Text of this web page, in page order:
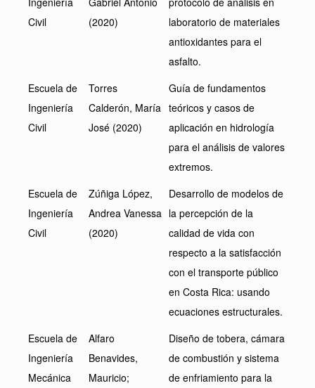
Civil
(2020)
laboratorio de materiales
antioxidantes para el
asfalto.
Escuela de
Ingeniería
Civil
Torres
Calderón, María
José (2020)
Guía de fundamentos
teóricos y casos de
aplicación en hidrología
para el análisis de valores
extremos.
Escuela de
Ingeniería
Civil
Zúñiga López,
Andrea Vanessa
(2020)
Desarrollo de modelos de
la percepción de la
calidad de vida con
respecto a la satisfacción
con el transporte público
en Costa Rica: usando
ecuaciones estructurales.
Escuela de
Ingeniería
Mecánica
Alfaro
Benavides,
Mauricio;
Diseño de tobera, cámara
de combustión y sistema
de enfriamiento para la